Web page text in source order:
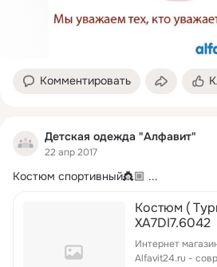
Комментировать
Детская одежда "Алфавит"
22 апр 2017
Костюм спортивный👸🏼 ...
Костюм (
XA7DI7.6042
Интернет
Alfavit24.ru -